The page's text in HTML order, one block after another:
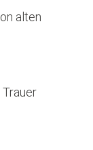
alten